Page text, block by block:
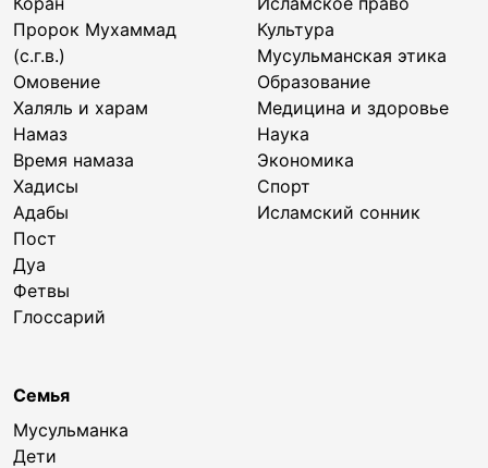
Пророк Мухаммад
(с.г.в.)
Омовение
Халяль и харам
Намаз
Время намаза
Хадисы
Адабы
Пост
Дуа
Фетвы
Глоссарий
Культура
Мусульманская этика
Образование
Медицина и здоровье
Наука
Экономика
Спорт
Исламский сонник
Семья
Мусульманка
Дети